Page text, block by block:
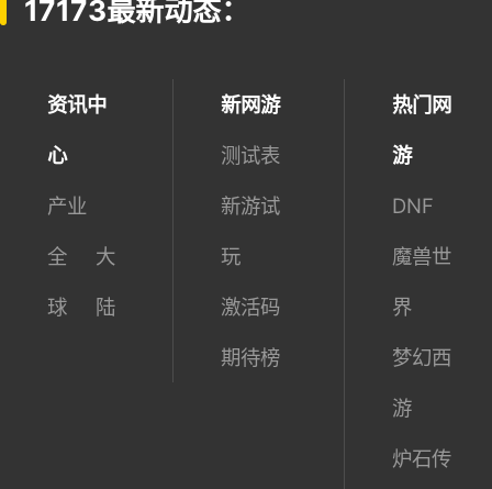
17173最新动态：
资讯中
心
产业
全
球
大
陆
新网游
测试表
新游试
玩
激活码
期待榜
热门网
游
DNF
魔兽世
界
梦幻西
游
炉石传